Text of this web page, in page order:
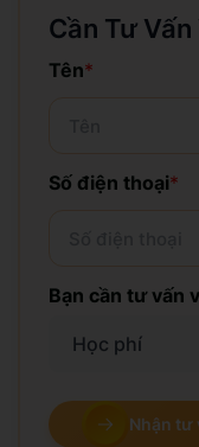
Cần Tư
Tên*
Số điện thoại*
Bạn cần tư vấn
Học phí
Nhận tư